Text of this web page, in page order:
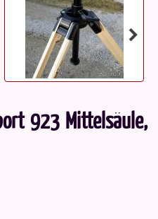
923 Mittelsäule,